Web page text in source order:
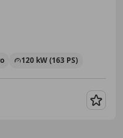
120 kW (163 PS)